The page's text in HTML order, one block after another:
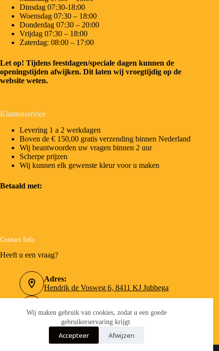
Wij maken gebruik van cookies, zodat u een goede
gebruikerservaring krijgt.
Accepteer Afwijzen
Dinsdag 07:30-18:00
Woensdag 07:30 – 18:00
Donderdag 07:30 – 20:00
Vrijdag 07:30 – 18:00
Zaterdag: 08:00 – 17:00
Let op! Tijdens feestdagen/speciale dagen kunnen de
openingstijden afwijken. Dit laten wij vroegtijdig op de
website weten.
Klantenservice
Levering 1 a 2 werkdagen
Boven de € 150,00 gratis verzending binnen Nederland
Wij beantwoorden uw vragen binnen 2 uur
Scherpe prijzen
Wij kunnen elk gewenste kleur voor u maken
Betaald met:
Contact Info
Heeft u een vraag?
Adres:
Hendrik de Vosweg 6, 8411 KJ Jubbega
0516-462090
Email:
info@verfboer.nl